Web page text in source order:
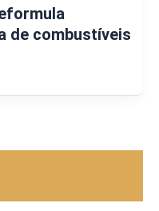
de combustíveis